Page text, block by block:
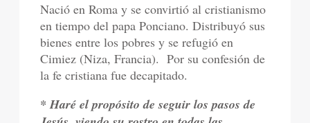
Nació en Roma y se convirtió al cristianismo
en tiempo del papa Ponciano. Distribuyó sus
bienes entre los pobres y se refugió en
Cimiez (Niza, Francia). Por su confesión de
la fe cristiana fue decapitado.
* Haré el propósito de seguir los pasos de